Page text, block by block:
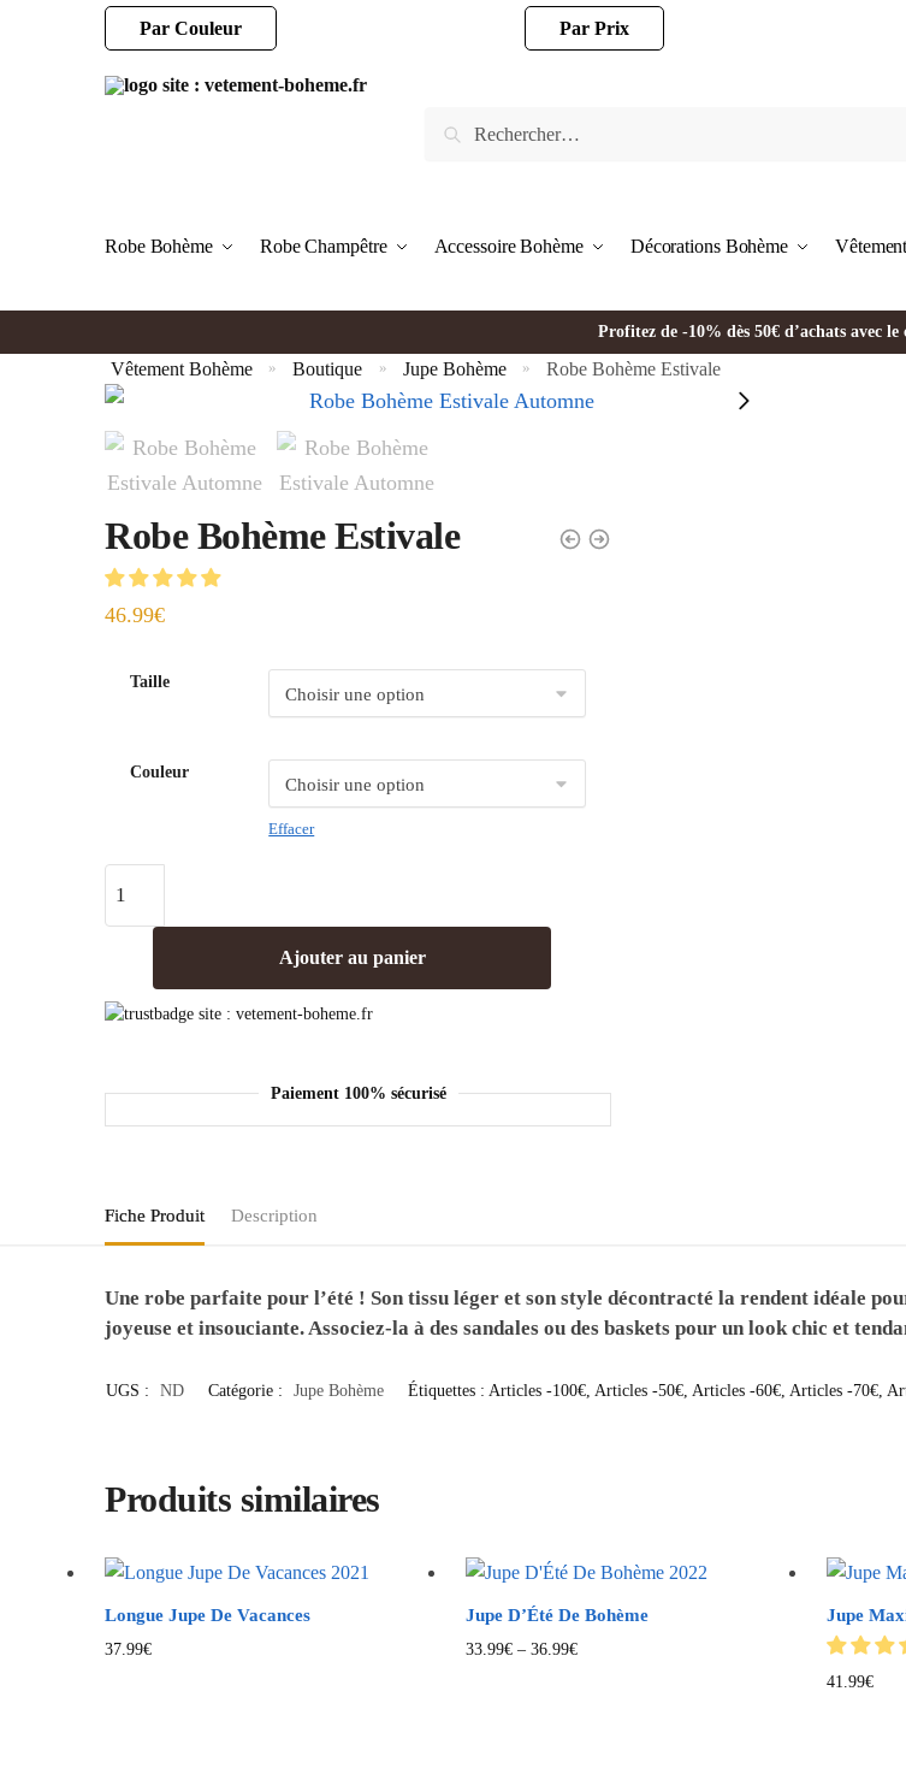
Par Couleur Par Prix
Robe Bohème Robe Champêtre Accessoire Bohème Décorations Bohème
Profitez de -10% dès 50€ d’achats avec
Vêtement Bohème » Boutique » Jupe Bohème » Robe Bohème Estivale
Robe Bohème Estivale
46.99€
Taille
Couleur
Effacer
Ajouter au panier
Paiement 100% sécurisé
Fiche Produit Description
Une robe parfaite pour l’été ! Son tissu léger et son style décontracté la rendent idéale
joyeuse et insouciante. Associez-la à des sandales ou des baskets pour un look chic et
UGS : ND Catégorie : Jupe Bohème Étiquettes : Articles -100€ Articles -50€ Articles -60€ Articles -70€
Produits similaires
Longue Jupe De Vacances
37.99€
Jupe D’Été De Bohème
33.99€ – 36.99€
Jupe
41.99€